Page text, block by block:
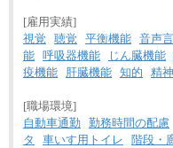
[雇用実績]
視覚
聴覚 平衡機能 音声
能 呼吸器機能 じん臓機能
疫機能
肝臓機能 知的 精神
[職場環境]
自動車通勤
勤務時間の配慮
タ
車いす用トイレ 階段・